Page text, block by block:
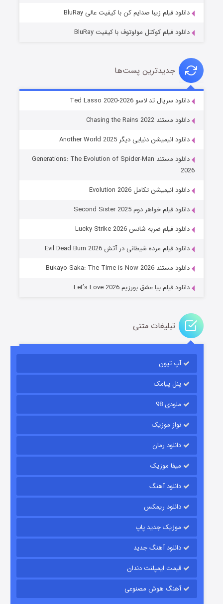
خاندان اژدها فصل ۳
جادوگری در مغولستان
باب اسفنجی فصل ۱۷
قسمت۶ (زیرنویس) منتشر شد
قسمت۱۵ (دوبله) منتشر شد
دانلود فیلم زیبا صدایم کن با کیفیت عالی BluRay
دانلود فیلم کوکتل مولوتوف با کیفیت BluRay
جدیدترین پست‌ها
دانلود سریال تد لاسو Ted Lasso 2020-2026
دانلود مستند Chasing the Rains 2022
دانلود انیمیشن دنیایی دیگر Another World 2025
دانلود مستند Generations: The Evolution of Spider-Man
2026
دانلود انیمیشن تکامل Evolution 2026
دانلود فیلم خواهر دوم Second Sister 2025
دانلود فیلم ضربه شانس Lucky Strike 2026
دانلود فیلم مرده شیطانی در آتش Evil Dead Burn 2026
دانلود مستند Bukayo Saka: The Time is Now 2026
دانلود فیلم بیا عشق بورزیم Let’s Love 2026
تبلیغات متنی
آپ تیون
پنل پیامک
ملودی 98
نواز موزیک
دانلود رمان
میفا موزیک
دانلود آهنگ
دانلود ریمکس
موزیک جدید پاپ
دانلود آهنگ جدید
قیمت ایمپلنت دندان
آهنگ هوش مصنوعی